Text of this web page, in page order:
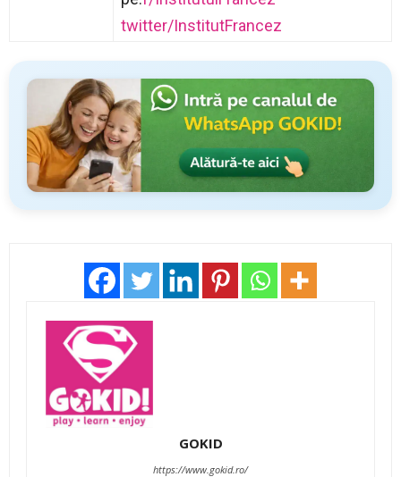
twitter/InstitutFrancez
GOKID
https://www.gokid.ro/